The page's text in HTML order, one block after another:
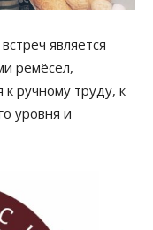
является
ремёсел,
ручному труду, к
уровня и